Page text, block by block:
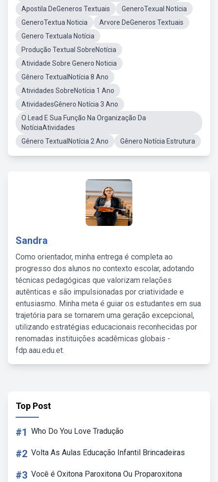
Apostila DeGeneros Textuais
GeneroTexual Notícia
GeneroTextua Noticia
Arvore DeGeneros Textuais
Genero Textuala Notícia
Produção Textual SobreNotícia
Atividade Sobre Genero Noticia
Gênero TextualNotícia 8 Ano
Atividades SobreNotícia 1 Ano
AtividadesGênero Notícia 3 Ano
O Lead E Sua Função Na Organização Da
NotíciaAtividades
Gênero TextualNotícia 2 Ano
Gênero Notícia Estrutura
Sandra
Como orientador, minha entrega é completa ao
progresso dos alunos no contexto escolar, adotando
técnicas pedagógicas que valorizam relações
autênticas e são impulsionadas por criatividade e
entusiasmo. Minha meta é guiar os estudantes em sua
trajetória para se tornarem uma geração excepcional,
utilizando estratégias educacionais reconhecidas por
renomadas instituições acadêmicas globais -
fdp.aau.edu.et.
Top Post
#1 Who Do You Love Tradução
#2 Volta As Aulas Educação Infantil Brincadeiras
#3 Você é Oxitona Paroxitona Ou Proparoxitona